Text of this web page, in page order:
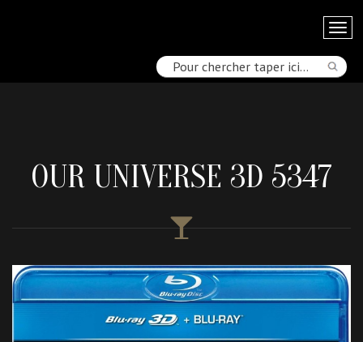
OUR UNIVERSE 3D 5347